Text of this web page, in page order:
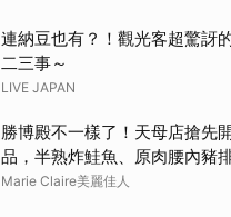
連納豆也有？！觀光客超驚訝
二三事～
LIVE JAPAN
勝博殿不一樣了！天母店搶先
品，半熟炸鮭魚、原肉腰內豬
Marie Claire美麗佳人